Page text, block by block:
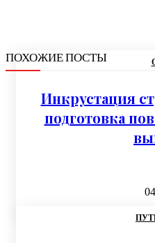
ПОХОЖИЕ ПОСТЫ
Инкрустация
подготовка